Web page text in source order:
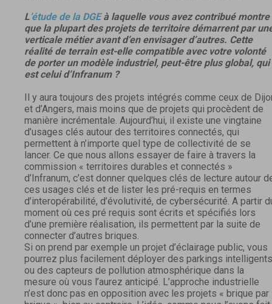
L’étude de la DGEà laquelle vous avez contribué montre
que la plupart des projets de territoire démarrent par
verticale métier avant d’en envisager d’autres. Cette
réalité de terrain est-elle compatible avec votre volonté
de porter un modèle industriel, peut-être plus global, qui
est celui d’Infranum ?
Il y aura toujours des projets intégrés comme ceux de
et d’Angers, mais moins que de projets qui procèdent de
manière incrémentale. Aujourd’hui, il existe une vingtaine
d’usages clés autour des territoires connectés, qui
permettent à n’importe quel type de collectivité de se
lancer. Ce que nous allons essayer de faire à travers la
commission « territoires durables et connectés »
d’Infranum, c’est donner quelques clés de lecture autour
ces usages clés et de lister les pré-requis en termes
d’interopérabilité, d’évolutivité, de cybersécurité. A partir
moment où ces pré requis sont écrits et spécifiés lors
d’une première réalisation, ils permettent par la suite de
connecter d’autres briques.
Si on prend par exemple un projet d’éclairage public, vous
pourrez plus facilement déployer des parkings intelligents
ou des capteurs de pollution atmosphérique dans la
mesure où vous l’aurez anticipé. L’approche industrielle
n’est donc pas en opposition avec les projets « brique par